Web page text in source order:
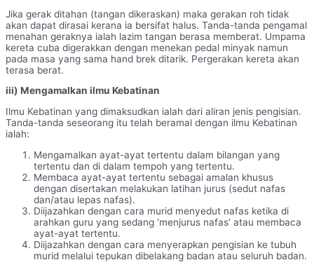
Jika gerak ditahan (tangan dikeraskan) maka gerakan roh tidak
akan dapat dirasai kerana ia bersifat halus. Tanda-tanda pengamal
menahan geraknya ialah lazim tangan berasa memberat. Umpama
kereta cuba digerakkan dengan menekan pedal minyak namun
pada masa yang sama hand brek ditarik. Pergerakan kereta akan
terasa berat.
iii) Mengamalkan ilmu Kebatinan
Ilmu Kebatinan yang dimaksudkan ialah dari aliran jenis pengisian.
Tanda-tanda seseorang itu telah beramal dengan ilmu Kebatinan
ialah:
Mengamalkan ayat-ayat tertentu dalam bilangan yang
tertentu dan di dalam tempoh yang tertentu.
Membaca ayat-ayat tertentu sebagai amalan khusus
dengan disertakan melakukan latihan jurus (sedut nafas
dan/atau lepas nafas).
Diijazahkan dengan cara murid menyedut nafas ketika di
arahkan guru yang sedang ‘menjurus nafas’ atau membaca
ayat-ayat tertentu.
Diijazahkan dengan cara menyerapkan pengisian ke tubuh
murid melalui tepukan dibelakang badan atau seluruh badan.